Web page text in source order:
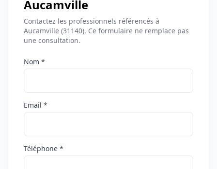
Aucamville
Contactez les professionnels référencés à
Aucamville (31140). Ce formulaire ne remplace pas
une consultation.
Nom *
Email *
Téléphone *